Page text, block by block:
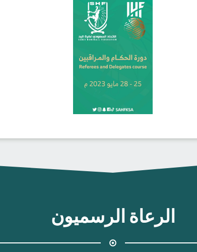
الرعاة الرسميون